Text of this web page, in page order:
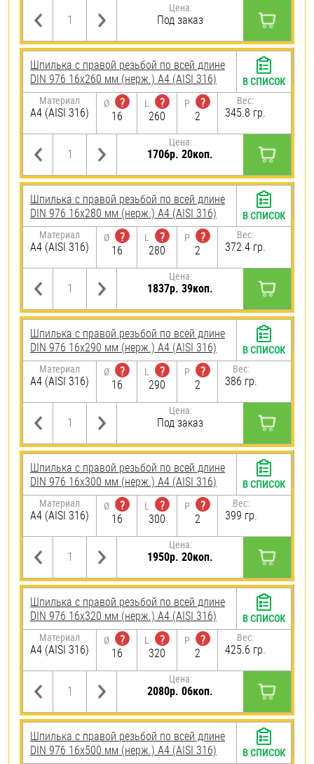
Цена:
Под заказ
Шпилька с правой резьбой по всей длине
DIN 976 16х260 мм (нерж.) A4 (AISI 316)
Материал
A4 (AISI 316)
Ø
?
16
L
?
260
P
?
2
Вес:
345.8 гр.
Цена:
1706р. 20коп.
В СПИСОК
Шпилька с правой резьбой по всей длине
DIN 976 16х280 мм (нерж.) A4 (AISI 316)
Материал
A4 (AISI 316)
Ø
?
16
L
?
280
P
?
2
Вес:
372.4 гр.
Цена:
1837р. 39коп.
В СПИСОК
Шпилька с правой резьбой по всей длине
DIN 976 16х290 мм (нерж.) A4 (AISI 316)
Материал
A4 (AISI 316)
Ø
?
16
L
?
290
P
?
2
Вес:
386 гр.
Цена:
Под заказ
В СПИСОК
Шпилька с правой резьбой по всей длине
DIN 976 16х300 мм (нерж.) A4 (AISI 316)
Материал
A4 (AISI 316)
Ø
?
16
L
?
300
P
?
2
Вес:
399 гр.
Цена:
1950р. 20коп.
В СПИСОК
Шпилька с правой резьбой по всей длине
DIN 976 16х320 мм (нерж.) A4 (AISI 316)
Материал
A4 (AISI 316)
Ø
?
16
L
?
320
P
?
2
Вес:
425.6 гр.
Цена:
2080р. 06коп.
В СПИСОК
Шпилька с правой резьбой по всей длине
DIN 976 16х500 мм (нерж.) A4 (AISI 316)
В СПИСОК